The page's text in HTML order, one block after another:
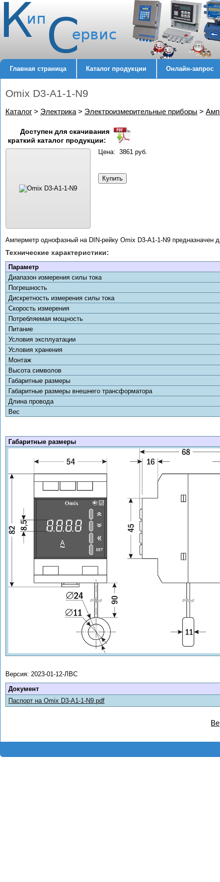
Главная страница Каталог продукции Онлайн-запрос
Omix D3-A1-1-N9
Каталог > Электрика > Электроизмерительные приборы >
Доступен для скачивания
краткий каталог продукции:
Цена: 3861 руб.
Амперметр однофазный на DIN-рейку Omix D3-A1-1-N9 предназначен
Технические характеристики:
Параметр
Диапазон измерения силы тока
Погрешность
Дискретность измерения силы тока
Скорость измерения
Потребляемая мощность
Питание
Условия эксплуатации
Условия хранения
Монтаж
Высота символов
Габаритные размеры
Габаритные размеры внешнего трансформатора
Длина провода
Вес
Габаритные размеры
Версия: 2023-01-12-ЛВС
Документ
Паспорт на Omix D3-A1-1-N9.pdf